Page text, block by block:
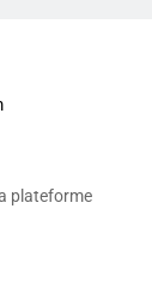
plateforme